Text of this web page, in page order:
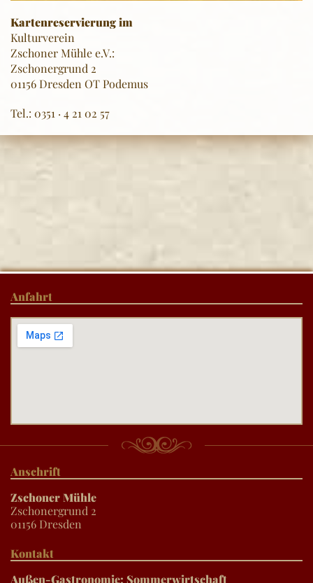
Kartenreservierung im
Kulturverein
Zschoner Mühle e.V.:
Zschonergrund 2
01156 Dresden OT Podemus
Tel.: 0351 · 4 21 02 57
Anfahrt
Anschrift
Zschoner Mühle
Zschonergrund 2
01156 Dresden
Kontakt
Außen-Gastronomie: Sommerwirtschaft